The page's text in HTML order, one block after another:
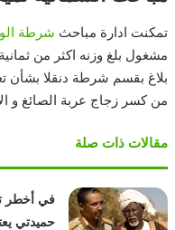
تمكنت ادارة مباحث شرطة
مشغول بلغ وزنه اكثر من
بلاغ بقسم شرطة دنقلا بشأن
من كسر زجاج عربة الصائغ و
مقالات ذات صلة
في أخطر
حميدتي